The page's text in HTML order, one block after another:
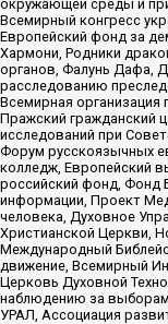
окружающей среды и
Всемирный конгресс
Европейский фонд за
Хармони, Родники
органов, Фалунь Дафа,
расследованию
Всемирная организация
Пражский гражданский
исследований при
Форум русскоязычных
колледж, Европейский
российский фонд, Фонд
информации, Проект
человека, Духовное
Христианской Церкви,
Международный
движение, Всемирный
Церковь Духовной
наблюдению за
УРАЛ, Ассоциация